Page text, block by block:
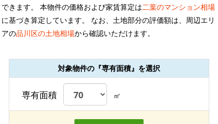
できます。 本物件の価格および家賃算定は二葉のマンション相場
に基づき算定しています。 なお、土地部分の評価額は、周辺エリ
アの品川区の土地相場から確認いただけます。
対象物件の『専有面積』を選択
専有面積 ㎡